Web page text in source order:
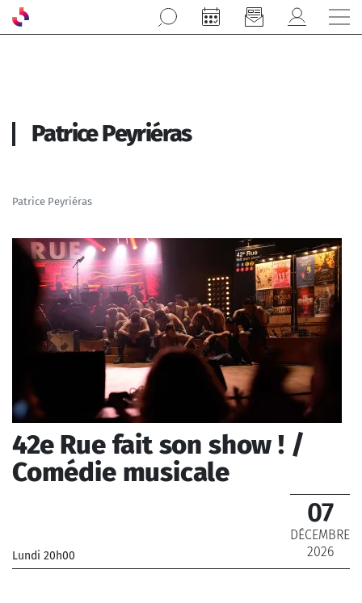
Aller au contenu principal
Patrice Peyriéras
Patrice Peyriéras
42e Rue fait son show ! /
Comédie musicale
Lundi 20h00
07
DÉCEMBRE
2026